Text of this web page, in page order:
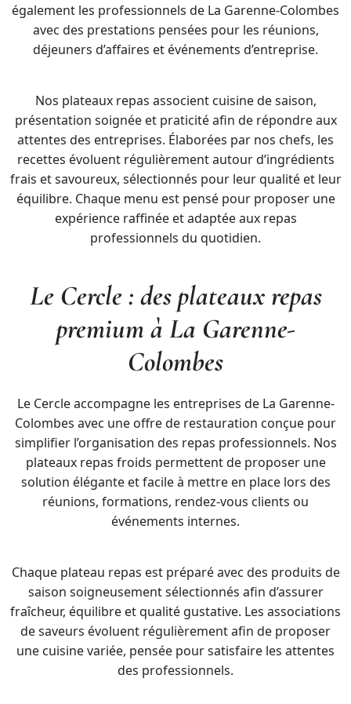
également les professionnels de La Garenne-Colombes
avec des prestations pensées pour les réunions,
déjeuners d’affaires et événements d’entreprise.
Nos plateaux repas associent cuisine de saison,
présentation soignée et praticité afin de répondre aux
attentes des entreprises. Élaborées par nos chefs, les
recettes évoluent régulièrement autour d’ingrédients
frais et savoureux, sélectionnés pour leur qualité et leur
équilibre. Chaque menu est pensé pour proposer une
expérience raffinée et adaptée aux repas
professionnels du quotidien.
Le Cercle : des plateaux repas
premium à La Garenne-
Colombes
Le Cercle accompagne les entreprises de La Garenne-
Colombes avec une offre de restauration conçue pour
simplifier l’organisation des repas professionnels. Nos
plateaux repas froids permettent de proposer une
solution élégante et facile à mettre en place lors des
réunions, formations, rendez-vous clients ou
événements internes.
Chaque plateau repas est préparé avec des produits de
saison soigneusement sélectionnés afin d’assurer
fraîcheur, équilibre et qualité gustative. Les associations
de saveurs évoluent régulièrement afin de proposer
une cuisine variée, pensée pour satisfaire les attentes
des professionnels.